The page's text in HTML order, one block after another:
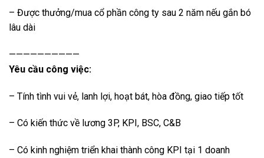
– Được thưởng/mua cổ phần công ty sau 2 năm nếu gắn bó
lâu dài
——————————
Yêu cầu công việc:
– Tính tình vui vẻ, lanh lợi, hoạt bát, hòa đồng, giao tiếp tốt
– Có kiến thức về lương 3P, KPI, BSC, C&B
– Có kinh nghiệm triển khai thành công KPI tại 1 doanh